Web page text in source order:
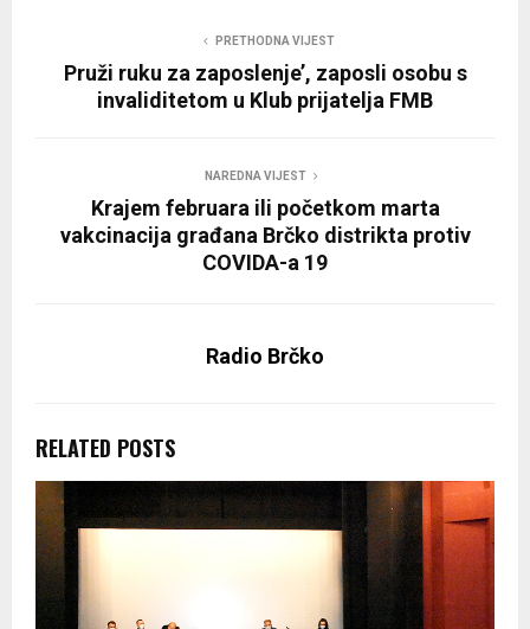
PRETHODNA VIJEST
Pruži ruku za zaposlenje’, zaposli osobu s
invaliditetom u Klub prijatelja FMB
NAREDNA VIJEST
Krajem februara ili početkom marta
vakcinacija građana Brčko distrikta protiv
COVIDA-a 19
Radio Brčko
RELATED POSTS